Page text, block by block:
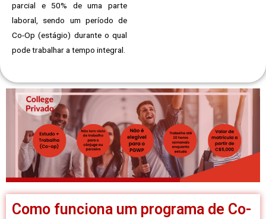
parcial e 50% de uma parte
laboral, sendo um período de
Co-Op (estágio) durante o qual
pode trabalhar a tempo integral.
Como funciona um programa de Co-